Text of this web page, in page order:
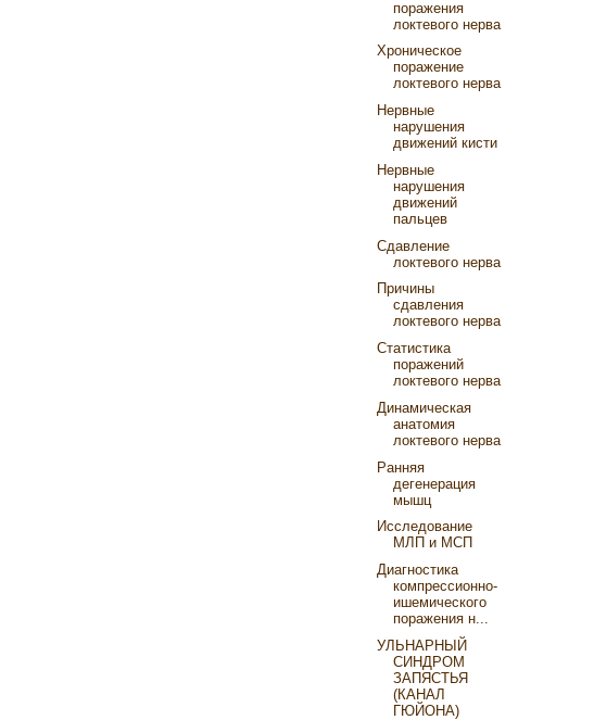
поражения
локтевого нерва
Хроническое
поражение
локтевого нерва
Нервные
нарушения
движений кисти
Нервные
нарушения
движений
пальцев
Сдавление
локтевого нерва
Причины
сдавления
локтевого нерва
Статистика
поражений
локтевого нерва
Динамическая
анатомия
локтевого нерва
Ранняя
дегенерация
мышц
Исследование
МЛП и МСП
Диагностика
компрессионно-
ишемического
поражения н...
УЛЬНАРНЫЙ
СИНДРОМ
ЗАПЯСТЬЯ
(КАНАЛ
ГЮЙОНА)